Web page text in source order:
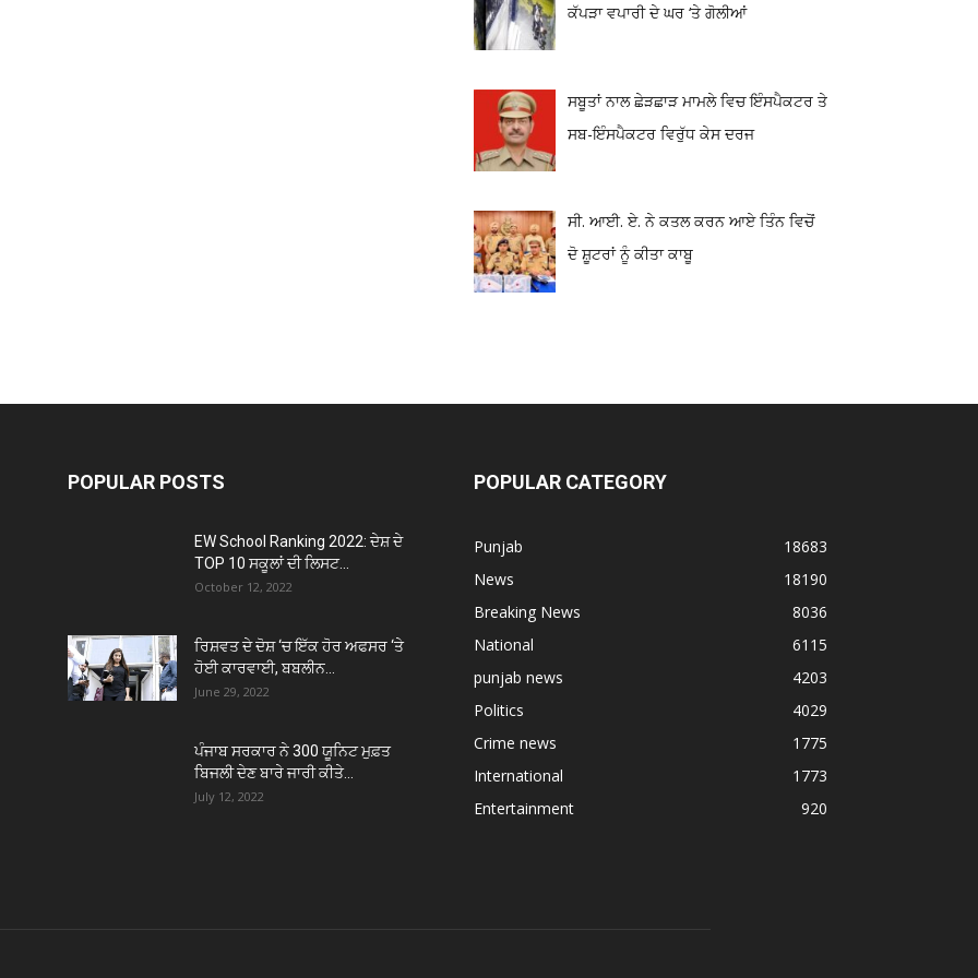
ਕੱਪੜਾ ਵਪਾਰੀ ਦੇ ਘਰ ‘ਤੇ ਗੋਲੀਆਂ
ਸਬੂਤਾਂ ਨਾਲ ਛੇੜਛਾੜ ਮਾਮਲੇ ਵਿਚ ਇੰਸਪੈਕਟਰ ਤੇ
ਸਬ-ਇੰਸਪੈਕਟਰ ਵਿਰੁੱਧ ਕੇਸ ਦਰਜ
ਸੀ. ਆਈ. ਏ. ਨੇ ਕਤਲ ਕਰਨ ਆਏ ਤਿੰਨ ਵਿਚੋਂ
ਦੋ ਸ਼ੂਟਰਾਂ ਨੂੰ ਕੀਤਾ ਕਾਬੂ
POPULAR POSTS
EW School Ranking 2022: ਦੇਸ਼ ਦੇ
TOP 10 ਸਕੂਲਾਂ ਦੀ ਲਿਸਟ...
October 12, 2022
ਰਿਸ਼ਵਤ ਦੇ ਦੋਸ਼ ‘ਚ ਇੱਕ ਹੋਰ ਅਫਸਰ ‘ਤੇ
ਹੋਈ ਕਾਰਵਾਈ, ਬਬਲੀਨ...
June 29, 2022
ਪੰਜਾਬ ਸਰਕਾਰ ਨੇ 300 ਯੂਨਿਟ ਮੁਫ਼ਤ
ਬਿਜਲੀ ਦੇਣ ਬਾਰੇ ਜਾਰੀ ਕੀਤੇ...
July 12, 2022
POPULAR CATEGORY
Punjab
18683
News
18190
Breaking News
8036
National
6115
punjab news
4203
Politics
4029
Crime news
1775
International
1773
Entertainment
920